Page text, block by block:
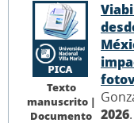
Texto
manuscrito |
Documento
2026.